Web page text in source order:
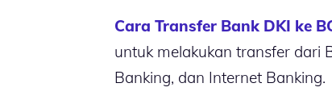
Cara Transfer Bank DKI ke
untuk melakukan transfer dari
Banking, dan Internet Banking.